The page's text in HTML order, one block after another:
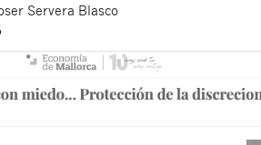
Servera Blasco